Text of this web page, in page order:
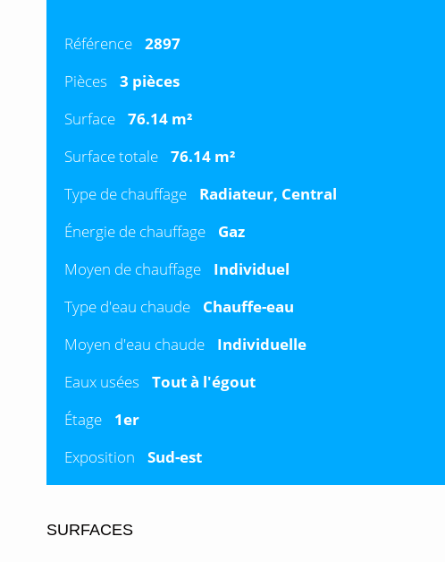
Référence
2897
Pièces
3 pièces
Surface
76.14 m²
Surface totale
76.14 m²
Type de chauffage
Radiateur, Central
Énergie de chauffage
Gaz
Moyen de chauffage
Individuel
Type d'eau chaude
Chauffe-eau
Moyen d'eau chaude
Individuelle
Eaux usées
Tout à l'égout
Étage
1er
Exposition
Sud-est
SURFACES